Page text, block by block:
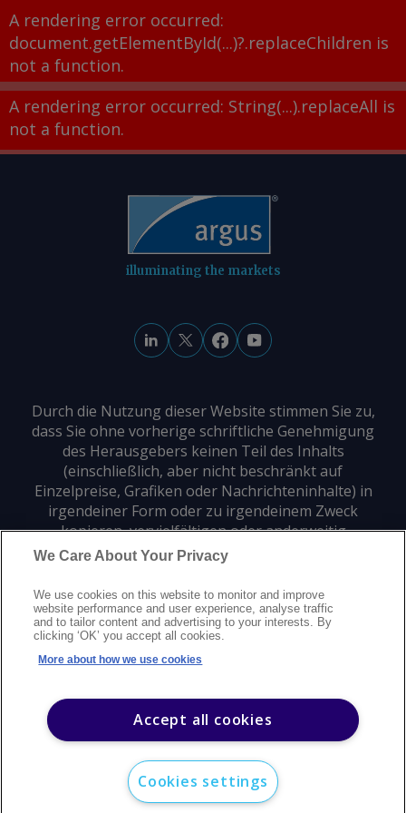
A rendering error occurred:
document.getElementById(...)?.replaceChildren is
not a function.
A rendering error occurred: String(...).replaceAll is
not a function.
illuminating the markets
Durch die Nutzung dieser Website stimmen Sie zu,
dass Sie ohne vorherige schriftliche Genehmigung
des Herausgebers keinen Teil des Inhalts
(einschließlich, aber nicht beschränkt auf
Einzelpreise, Grafiken oder Nachrichteninhalte) in
irgendeiner Form oder zu irgendeinem Zweck
kopieren, vervielfältigen oder anderweitig
verwenden dürfen.
DatenschutzMarkenzeichenUrheberrecht
NutzungsbedingungenErklärung zur modernen Sklaverei
CareersKundensupport
We Care About Your Privacy
We use cookies on this website to monitor and improve
website performance and user experience, analyse traffic
and to tailor content and advertising to your interests. By
clicking ‘OK’ you accept all cookies.
More about how we use cookies
Accept all cookies
Cookies settings